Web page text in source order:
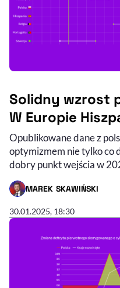
Solidny wzrost
W Europie
Opublikowane dane z
optymizmem nie tylko co
dobry punkt wejścia w
MAREK SKAWIŃSKI
- AUTOR ARTYKUŁU - PROFIL
30.01.2025, 18:30